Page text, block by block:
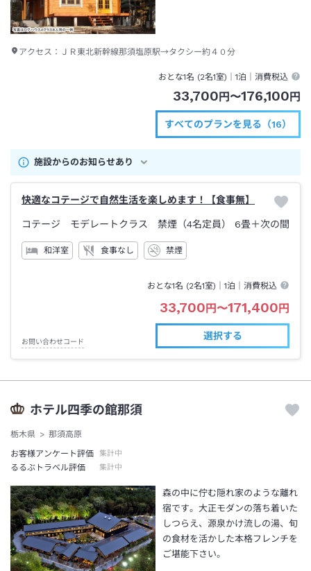
アクセス： ＪＲ東北新幹線那須塩原駅→タクシー約４０分
おとな1名 (2名1室)｜1泊 ｜消費税込
33,700円〜176,100円
すべてのプランを見る（16）
施設からのお知らせあり
快適なコテージで自然生活を楽しめます！【食事無】
コテージ モデレートクラス 禁煙（4名定員） 6畳＋次の間
和洋室 食事なし 禁煙
おとな1名 (2名1室)｜1泊 ｜消費税込
33,700円〜171,400円
お問い合わせコード
選択する
ホテル四季の館那須
栃木県
那須高原
お客様アンケート評価
集計中
るるぶトラベル評価 集計中
森の中に佇む隠れ家のような離れ
宿です。大正モダンの落ち着いた
しつらえ、源泉かけ流しの湯、旬
の食材を活かした本格フレンチを
ご堪能下さい。